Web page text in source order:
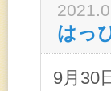
はっ
9月30